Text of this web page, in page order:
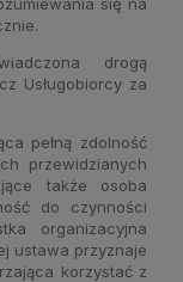
drogą
Usługobiorcy za
pełną zdolność
przewidzianych
także osoba
do czynności
organizacyjna
ustawa przyznaje
korzystać z